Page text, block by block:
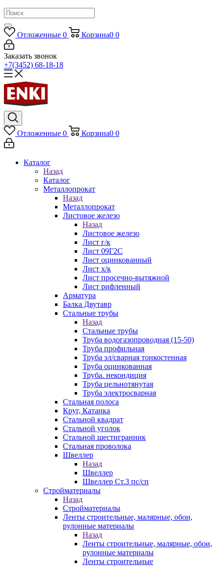
Отложенные 0 Корзина0 0
Заказать звонок
+7(3452) 68-18-18
Отложенные 0 Корзина0 0
Каталог
Назад
Каталог
Металлопрокат
Назад
Металлопрокат
Листовое железо
Назад
Листовое железо
Лист г/к
Лист 09Г2С
Лист оцинкованный
Лист х/к
Лист просечно-вытяжной
Лист рифленный
Арматура
Балка Двутавр
Стальные трубы
Назад
Стальные трубы
Труба водогазопроводная (15-50)
Труба профильная
Труба эл/сварная тонкостенная
Труба оцинкованная
Труба. некондиция
Труба цельнотянутая
Труба электросварная
Стальная полоса
Круг, Катанка
Стальной квадрат
Стальной уголок
Стальной шестигранник
Стальная проволока
Швеллер
Назад
Швеллер
Швеллер Ст.3 пс/сп
Стройматериалы
Назад
Стройматериалы
Ленты строительные, малярные, обои,
рулонные материалы
Назад
Ленты строительные, малярные, обои,
рулонные материалы
Ленты строительные